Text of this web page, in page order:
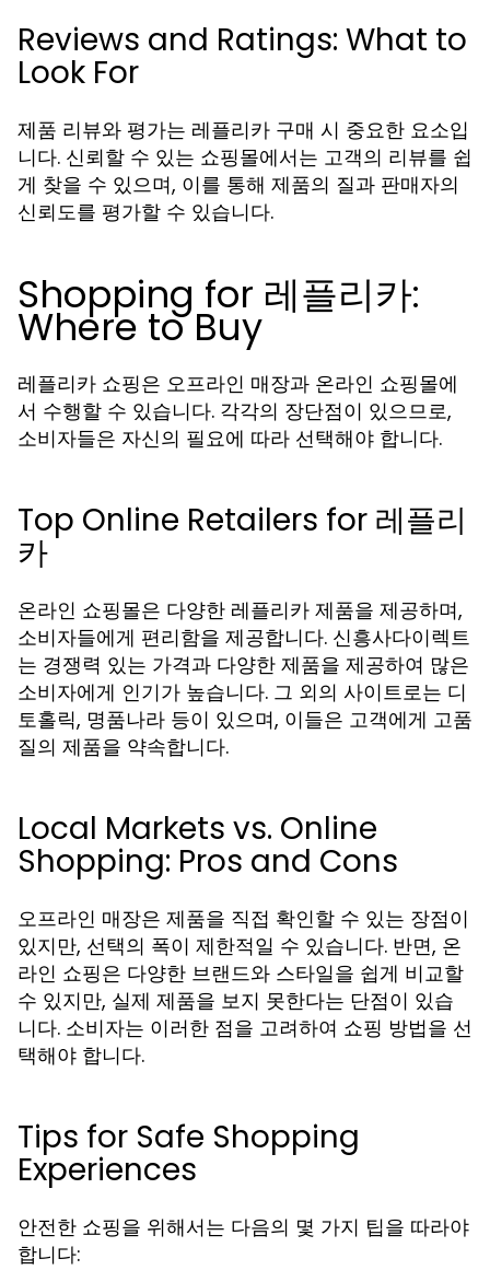
Reviews and Ratings: What to
Look For
제품 리뷰와 평가는 레플리카 구매 시 중요한 요소입
니다. 신뢰할 수 있는 쇼핑몰에서는 고객의 리뷰를 쉽
게 찾을 수 있으며, 이를 통해 제품의 질과 판매자의
신뢰도를 평가할 수 있습니다.
Shopping for 레플리카:
Where to Buy
레플리카 쇼핑은 오프라인 매장과 온라인 쇼핑몰에
서 수행할 수 있습니다. 각각의 장단점이 있으므로,
소비자들은 자신의 필요에 따라 선택해야 합니다.
Top Online Retailers for 레플리
카
온라인 쇼핑몰은 다양한 레플리카 제품을 제공하며,
소비자들에게 편리함을 제공합니다. 신흥사다이렉트
는 경쟁력 있는 가격과 다양한 제품을 제공하여 많은
소비자에게 인기가 높습니다. 그 외의 사이트로는 디
토홀릭, 명품나라 등이 있으며, 이들은 고객에게 고품
질의 제품을 약속합니다.
Local Markets vs. Online
Shopping: Pros and Cons
오프라인 매장은 제품을 직접 확인할 수 있는 장점이
있지만, 선택의 폭이 제한적일 수 있습니다. 반면, 온
라인 쇼핑은 다양한 브랜드와 스타일을 쉽게 비교할
수 있지만, 실제 제품을 보지 못한다는 단점이 있습
니다. 소비자는 이러한 점을 고려하여 쇼핑 방법을 선
택해야 합니다.
Tips for Safe Shopping
Experiences
안전한 쇼핑을 위해서는 다음의 몇 가지 팁을 따라야
합니다: